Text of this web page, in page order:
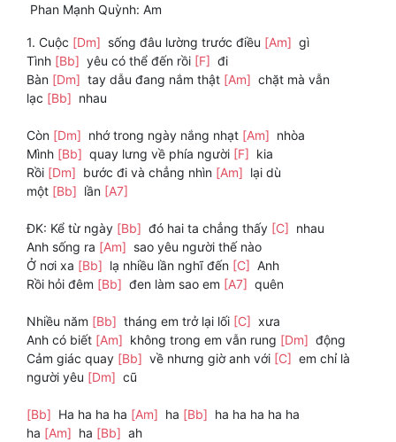
Phan Mạnh Quỳnh: Am
1. Cuộc [Dm] sống đâu lường trước điều [Am] gì
Tình [Bb] yêu có thể đến rồi [F] đi
Bàn [Dm] tay dẫu đang nắm thật [Am] chặt mà vẫn
lạc [Bb] nhau
Còn [Dm] nhớ trong ngày nắng nhạt [Am] nhòa
Mình [Bb] quay lưng về phía người [F] kia
Rồi [Dm] bước đi và chẳng nhìn [Am] lại dù
một [Bb] lần [A7]
ĐK: Kể từ ngày [Bb] đó hai ta chẳng thấy [C] nhau
Anh sống ra [Am] sao yêu người thế nào
Ở nơi xa [Bb] lạ nhiều lần nghĩ đến [C] Anh
Rồi hỏi đêm [Bb] đen làm sao em [A7] quên
Nhiều năm [Bb] tháng em trở lại lối [C] xưa
Anh có biết [Am] không trong em vẫn rung [Dm] động
Cảm giác quay [Bb] về nhưng giờ anh với [C] em chỉ là
người yêu [Dm] cũ
[Bb] Ha ha ha ha [Am] ha [Bb] ha ha ha ha ha
ha [Am] ha [Bb] ah